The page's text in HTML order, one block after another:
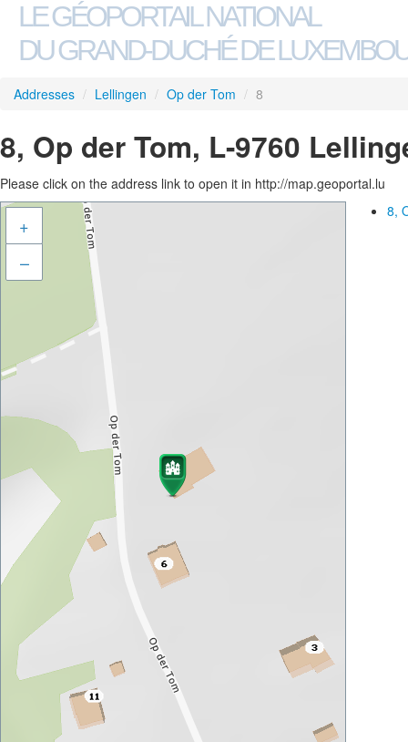
LE GÉOPORTAIL NATIONAL
DU GRAND-DUCHÉ DE
Addresses / Lellingen / Op der Tom / 8
8, Op der Tom, L-9760
Please click on the address link to open it in http://map.geoportal.lu
+
–
8,